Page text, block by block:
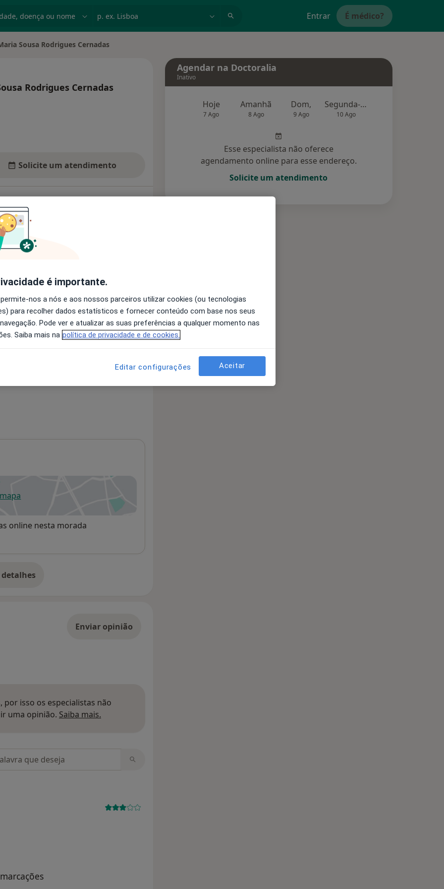
Entrar É médico?
Sousa Rodrigues Cernadas
Rodrigues Cernadas
Solicite um atendimento
e preços
informação sobre serviços
num novo separador
online nesta morada
o endereço
Enviar opinião
isso os especialistas não
uma opinião. Saiba mais.
opiniões
Agendar na Doctoralia
Inativo
Hoje
7 Ago
Amanhã
8 Ago
Dom,
9 Ago
Segunda-feira
10 Ago
Esse especialista não oferece
agendamento online para esse endereço.
Solicite um atendimento
é importante.
nos a nós e aos nossos parceiros utilizar cookies (ou tecnologias
para recolher dados estatísticos e fornecer conteúdo com base nos seus
Pode ver e atualizar as suas preferências a qualquer momento nas
Saiba mais na política de privacidade e de cookies.
Editar configurações Aceitar